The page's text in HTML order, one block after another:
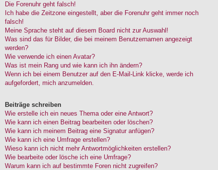
Die Forenuhr geht falsch!
Ich habe die Zeitzone eingestellt, aber die Forenuhr geht immer noch
falsch!
Meine Sprache steht auf diesem Board nicht zur Auswahl!
Was sind das für Bilder, die bei meinem Benutzernamen angezeigt
werden?
Wie verwende ich einen Avatar?
Was ist mein Rang und wie kann ich ihn ändern?
Wenn ich bei einem Benutzer auf den E-Mail-Link klicke, werde ich
aufgefordert, mich anzumelden.
Beiträge schreiben
Wie erstelle ich ein neues Thema oder eine Antwort?
Wie kann ich einen Beitrag bearbeiten oder löschen?
Wie kann ich meinem Beitrag eine Signatur anfügen?
Wie kann ich eine Umfrage erstellen?
Wieso kann ich nicht mehr Antwortmöglichkeiten erstellen?
Wie bearbeite oder lösche ich eine Umfrage?
Warum kann ich auf bestimmte Foren nicht zugreifen?